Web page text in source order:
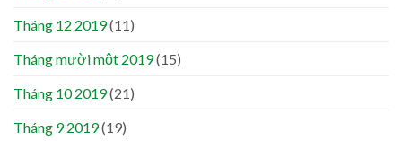
Tháng 12 2019(11)
Tháng mười một 2019(15)
Tháng 10 2019(21)
Tháng 9 2019(19)